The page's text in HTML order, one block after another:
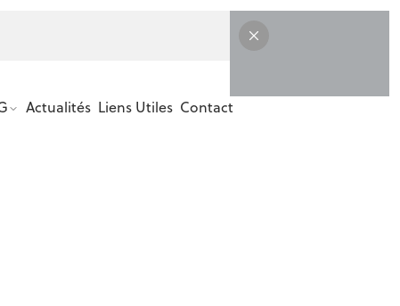
Actualités Liens Utiles Contact